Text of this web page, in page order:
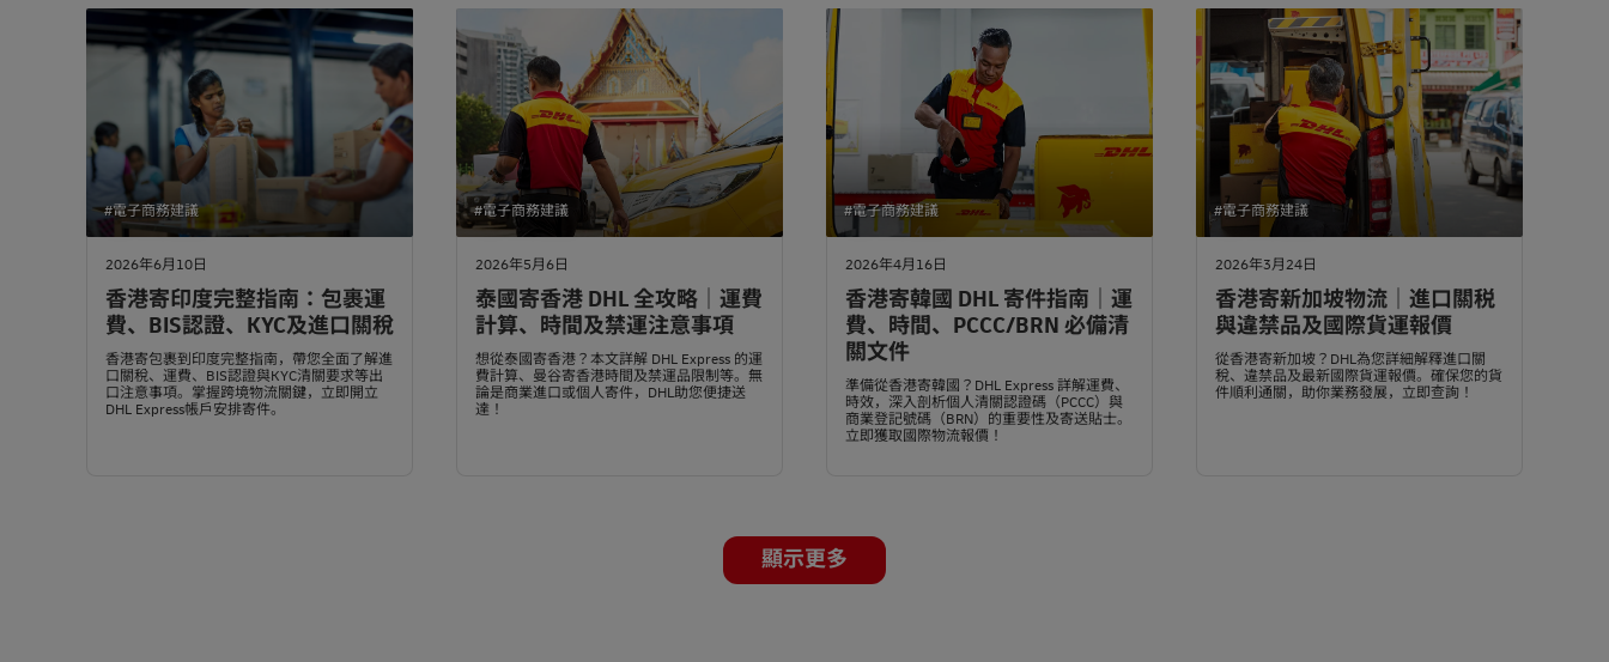
#電子商務建議
2026年6月10日
香港寄印度完整指南：包裹運
費、BIS認證、KYC及進口關稅
香港寄包裹到印度完整指南，帶您全面了解進
口關稅、運費、BIS認證與KYC清關要求等出
口注意事項。掌握跨境物流關鍵，立即開立
DHL Express帳戶安排寄件。
#電子商務建議
2026年5月6日
泰國寄香港 DHL 全攻略｜運費
計算、時間及禁運注意事項
想從泰國寄香港？本文詳解 DHL Express 的運
費計算、曼谷寄香港時間及禁運品限制等。無
論是商業進口或個人寄件，DHL助您便捷送
達！
#電子商務建議
2026年4月16日
香港寄韓國 DHL 寄件指南｜運
費、時間、PCCC/BRN 必備清
關文件
準備從香港寄韓國？DHL Express 詳解運費、
時效，深入剖析個人清關認證碼（PCCC）與
商業登記號碼（BRN）的重要性及寄送貼士。
立即獲取國際物流報價！
#電子商務建議
2026年3月24日
香港寄新加坡物流｜進口關税
與違禁品及國際貨運報價
從香港寄新加坡？DHL為您詳細解釋進口關
稅、違禁品及最新國際貨運報價。確保您的貨
件順利通關，助你業務發展，立即查詢！
顯示更多